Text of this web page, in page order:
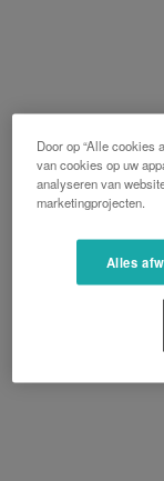
Door op “Alle cookies
van cookies op uw
analyseren van
marketingprojecten.
Alles